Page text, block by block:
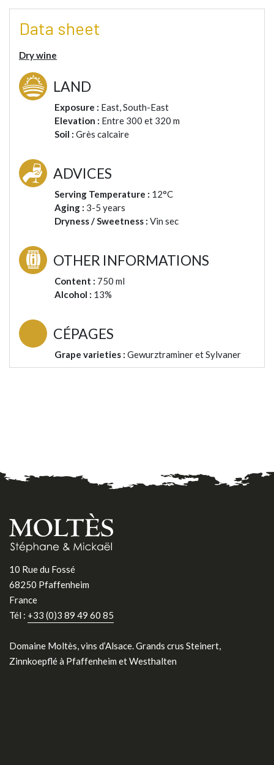
Data sheet
Dry wine
LAND
Exposure : East, South-East
Elevation : Entre 300 et 320 m
Soil : Grès calcaire
ADVICES
Serving Temperature : 12°C
Aging : 3-5 years
Dryness / Sweetness : Vin sec
OTHER INFORMATIONS
Content : 750 ml
Alcohol : 13%
CÉPAGES
Grape varieties : Gewurztraminer et Sylvaner
10 Rue du Fossé
68250 Pfaffenheim
France
Tél : +33 (0)3 89 49 60 85
Domaine Moltès, vins d’Alsace. Grands crus Steinert,
Zinnkoepflé à Pfaffenheim et Westhalten